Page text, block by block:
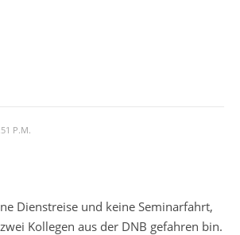
P.m.
Dienstreise und keine Seminarfahrt,
Kollegen aus der DNB gefahren bin.